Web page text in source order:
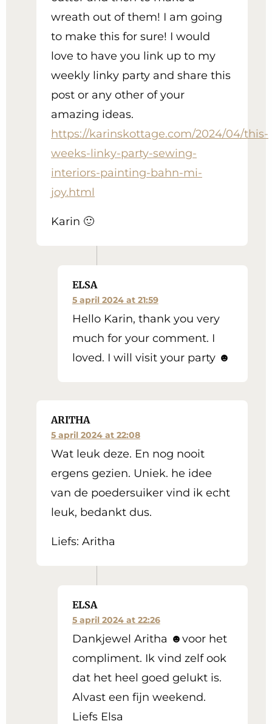
wreath out of them! I am going
to make this for sure! I would
love to have you link up to my
weekly linky party and share this
post or any other of your
amazing ideas.
https://karinskottage.com/2024/04/this-
weeks-linky-party-sewing-
interiors-painting-bahn-mi-
joy.html
Karin 🙂
ELSA
5 april 2024 at 21:59
Hello Karin, thank you very
much for your comment. I
loved. I will visit your party ☻
ARITHA
5 april 2024 at 22:08
Wat leuk deze. En nog nooit
ergens gezien. Uniek. he idee
van de poedersuiker vind ik echt
leuk, bedankt dus.
Liefs: Aritha
ELSA
5 april 2024 at 22:26
Dankjewel Aritha ☻voor het
compliment. Ik vind zelf ook
dat het heel goed gelukt is.
Alvast een fijn weekend.
Liefs Elsa